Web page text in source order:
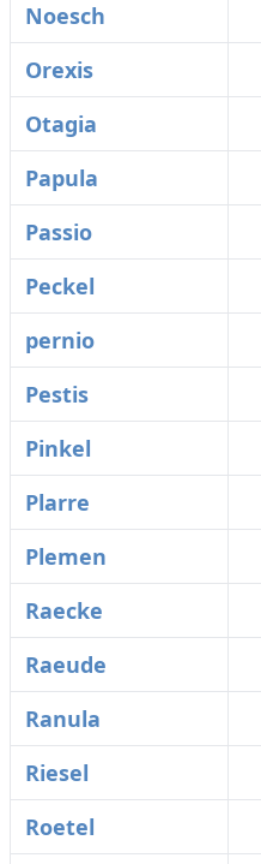
Noesch
Orexis
Otagia
Papula
Passio
Peckel
pernio
Pestis
Pinkel
Plarre
Plemen
Raecke
Raeude
Ranula
Riesel
Roetel